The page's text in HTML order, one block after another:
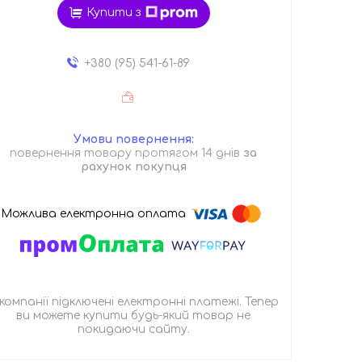
Купити з
+380 (95) 541-61-89
повернення товару протягом 14 днів за
рахунок покупця
підключені електронні платежі. Тепер
ви можете купити будь-який товар не
покидаючи сайту.